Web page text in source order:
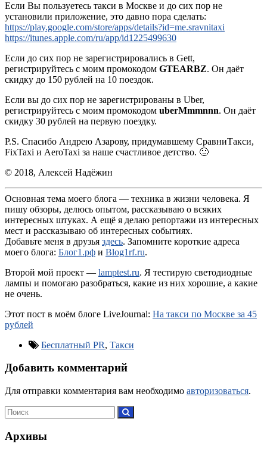
Если Вы пользуетесь такси в Москве и до сих пор не
установили приложение, это давно пора сделать:
https://play.google.com/store/apps/details?id=me.sravnitaxi
https://itunes.apple.com/ru/app/id1225499630
Если до сих пор не зарегистрировались в Gett,
регистрируйтесь с моим промокодом GTEARBZ. Он даёт
скидку до 150 рублей на 10 поездок.
Если вы до сих пор не зарегистрированы в Uber,
регистрируйтесь с моим промокодом uberMmmnnn. Он даёт
скидку 30 рублей на первую поездку.
P.S. Спасибо Андрею Азарову, придумавшему СравниТакси,
FixTaxi и AeroTaxi за наше счастливое детство. 🙂
© 2018, Алексей Надёжин
Основная тема моего блога — техника в жизни человека. Я
пишу обзоры, делюсь опытом, рассказываю о всяких
интересных штуках. А ещё я делаю репортажи из интересных
мест и рассказываю об интересных событиях.
Добавьте меня в друзья здесь. Запомните короткие адреса
моего блога: Блог1.рф и Blog1rf.ru.
Второй мой проект — lamptest.ru. Я тестирую светодиодные
лампы и помогаю разобраться, какие из них хорошие, а какие
не очень.
Этот пост в моём блоге LiveJournal: На такси по Москве за 45
рублей
Бесплатный PR, Такси
Добавить комментарий
Для отправки комментария вам необходимо авторизоваться.
Архивы